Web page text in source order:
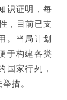
识证明，每
，目前已支
。当局计划
于构建各类
国家行列，
措。